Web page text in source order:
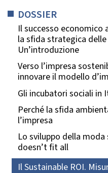
DOSSIER
Il successo
la sfida strategica
Un’introduzione
Verso l’impresa
innovare il modello
Gli incubatori sociali in
Perché la sfida
l’impresa
Lo sviluppo della
doesn’t fit all
Il Sustainable ROI.